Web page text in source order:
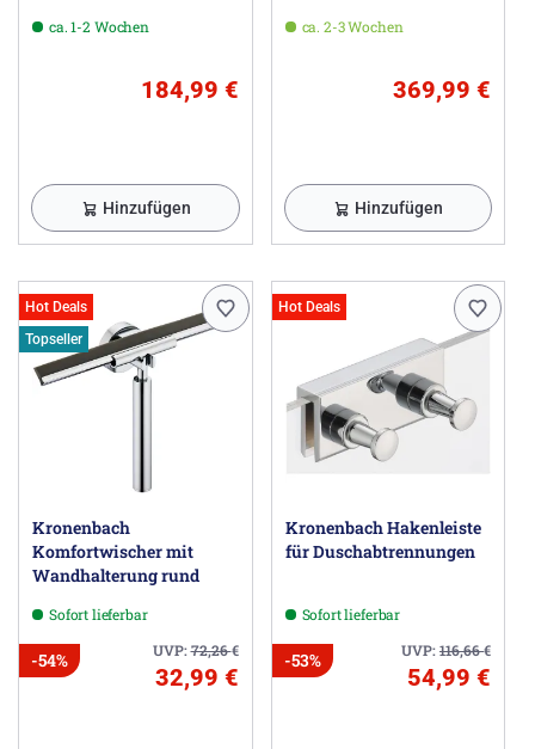
ca. 1-2 Wochen
184,99 €
Hinzufügen
ca. 2-3 Wochen
369,99 €
Hinzufügen
Hot Deals
Topseller
Kronenbach
Komfortwischer mit
Wandhalterung rund
Sofort lieferbar
UVP:72,26€
-54%
32,99 €
Hot Deals
Kronenbach Hakenleiste
für Duschabtrennungen
Sofort lieferbar
UVP:116,66€
-53%
54,99 €